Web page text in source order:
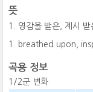
뜻
영감을 받은, 계시 받
breathed upon,
곡용 정보
1/2군 변화